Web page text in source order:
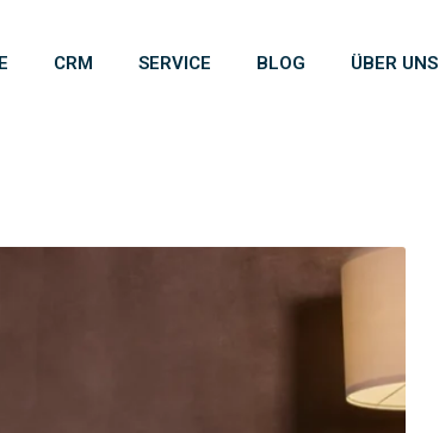
CRM SERVICE BLOG ÜBER UNS